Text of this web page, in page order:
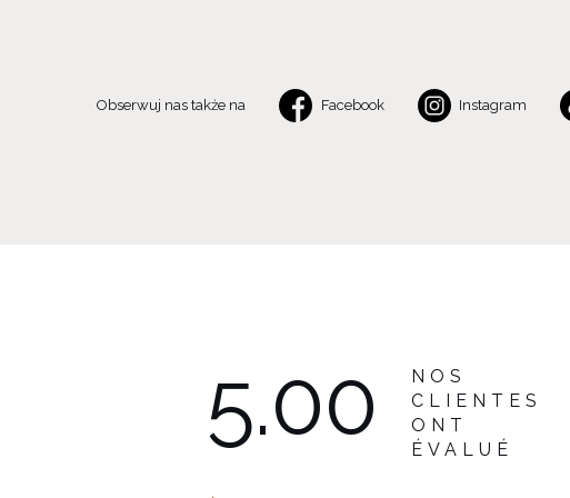
Obserwuj nas także na Facebook Instagram
5.00
NOS
CLIENTES
ONT
ÉVALUÉ